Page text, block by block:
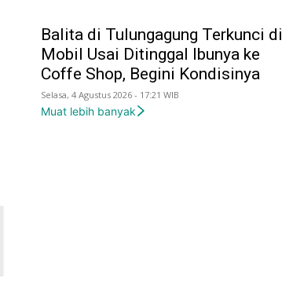
Balita di Tulungagung Terkunci di
Mobil Usai Ditinggal Ibunya ke
Coffe Shop, Begini Kondisinya
Selasa, 4 Agustus 2026 - 17:21 WIB
Muat lebih banyak